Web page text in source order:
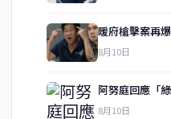
暖府槍擊案再
8月10日
阿努庭回應「
8月10日